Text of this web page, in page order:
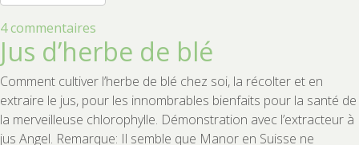
4 commentaires
Smoothie
vert
Jus d’herbe de blé
Comment cultiver l’herbe de blé chez soi, la récolter et en
extraire le jus, pour les innombrables bienfaits pour la santé de
la merveilleuse chlorophylle. Démonstration avec l’extracteur à
jus Angel. Remarque: Il semble que Manor en Suisse ne